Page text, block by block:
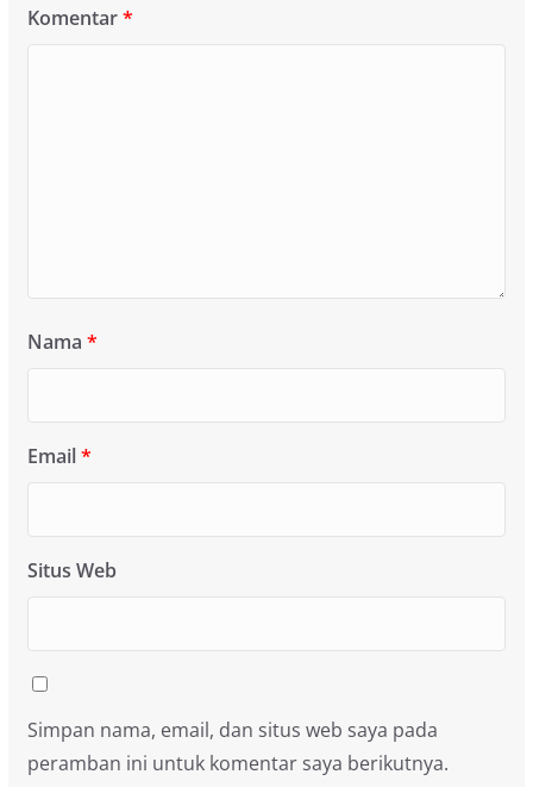
Komentar*
Nama *
Email*
Situs Web
Simpan nama, email, dan situs web saya pada
peramban ini untuk komentar saya berikutnya.